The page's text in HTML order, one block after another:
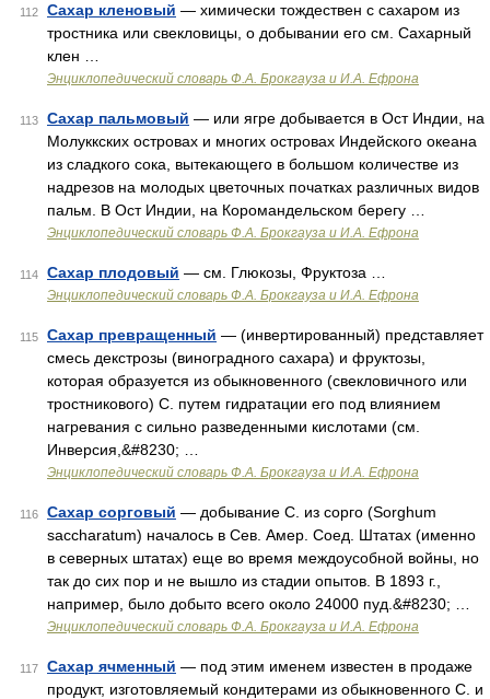
112 Сахар кленовый — химически тождествен с сахаром из
тростника или свекловицы, о добывании его см. Сахарный
клен …
Энциклопедический словарь Ф.А. Брокгауза и И.А. Ефрона
113 Сахар пальмовый — или ягре добывается в Ост Индии, на
Молуккских островах и многих островах Индейского океана
из сладкого сока, вытекающего в большом количестве из
надрезов на молодых цветочных початках различных видов
пальм. В Ост Индии, на Коромандельском берегу …
Энциклопедический словарь Ф.А. Брокгауза и И.А. Ефрона
114 Сахар плодовый — см. Глюкозы, Фруктоза …
Энциклопедический словарь Ф.А. Брокгауза и И.А. Ефрона
115 Сахар превращенный — (инвертированный) представляет
смесь декстрозы (виноградного сахара) и фруктозы,
которая образуется из обыкновенного (свекловичного или
тростникового) С. путем гидратации его под влиянием
нагревания с сильно разведенными кислотами (см.
Инверсия,&#8230; …
Энциклопедический словарь Ф.А. Брокгауза и И.А. Ефрона
116 Сахар сорговый — добывание С. из сорго (Sorghum
saccharatum) началось в Сев. Амер. Соед. Штатах (именно
в северных штатах) еще во время междоусобной войны, но
так до сих пор и не вышло из стадии опытов. В 1893 г.,
например, было добыто всего около 24000 пуд.&#8230; …
Энциклопедический словарь Ф.А. Брокгауза и И.А. Ефрона
117 Сахар ячменный — под этим именем известен в продаже
продукт, изготовляемый кондитерами из обыкновенного С. и